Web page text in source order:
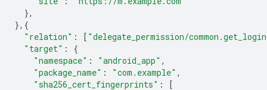
},
},{
"relation" : [ "delegate_permission/
"target" :
{
"namespace" : "android_app" ,
"package_name" : "com.example" ,
"sha256_cert_fingerprints" :
[